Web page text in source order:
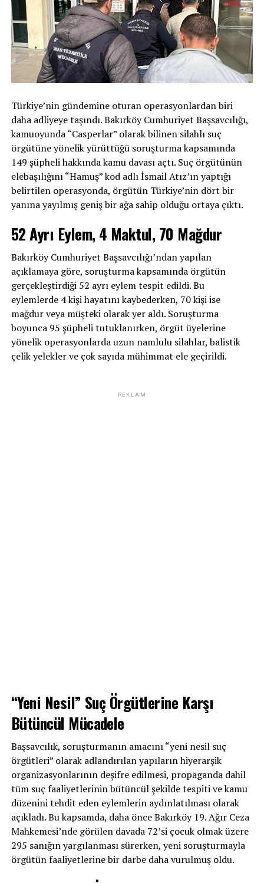
Türkiye’nin gündemine oturan operasyonlardan biri
daha adliyeye taşındı. Bakırköy Cumhuriyet Başsavcılığı,
kamuoyunda “Casperlar” olarak bilinen silahlı suç
örgütüne yönelik yürüttüğü soruşturma kapsamında
149 şüpheli hakkında kamu davası açtı. Suç örgütünün
elebaşılığını “Hamuş” kod adlı İsmail Atız’ın yaptığı
belirtilen operasyonda, örgütün Türkiye’nin dört bir
yanına yayılmış geniş bir ağa sahip olduğu ortaya çıktı.
52 Ayrı Eylem, 4 Maktul, 70 Mağdur
Bakırköy Cumhuriyet Başsavcılığı’ndan yapılan
açıklamaya göre, soruşturma kapsamında örgütün
gerçekleştirdiği 52 ayrı eylem tespit edildi. Bu
eylemlerde 4 kişi hayatını kaybederken, 70 kişi ise
mağdur veya müşteki olarak yer aldı. Soruşturma
boyunca 95 şüpheli tutuklanırken, örgüt üyelerine
yönelik operasyonlarda uzun namlulu silahlar, balistik
çelik yelekler ve çok sayıda mühimmat ele geçirildi.
REKLAM
“Yeni Nesil” Suç Örgütlerine Karşı
Bütüncül Mücadele
Başsavcılık, soruşturmanın amacını “yeni nesil suç
örgütleri” olarak adlandırılan yapıların hiyerarşik
organizasyonlarının deşifre edilmesi, propaganda dahil
tüm suç faaliyetlerinin bütüncül şekilde tespiti ve kamu
düzenini tehdit eden eylemlerin aydınlatılması olarak
açıkladı. Bu kapsamda, daha önce Bakırköy 19. Ağır Ceza
Mahkemesi’nde görülen davada 72’si çocuk olmak üzere
295 sanığın yargılanması sürerken, yeni soruşturmayla
örgütün faaliyetlerine bir darbe daha vurulmuş oldu.